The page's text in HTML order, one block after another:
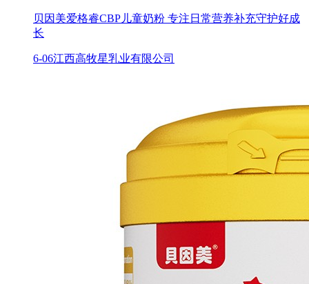
贝因美爱格睿CBP儿童奶粉 专注日常营养补充守护好成
长
6-06江西高牧星乳业有限公司